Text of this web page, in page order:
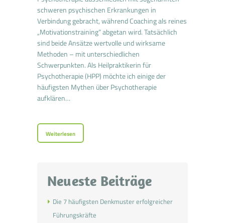
schweren psychischen Erkrankungen in
Verbindung gebracht, während Coaching als reines
„Motivationstraining“ abgetan wird. Tatsächlich
sind beide Ansätze wertvolle und wirksame
Methoden – mit unterschiedlichen
Schwerpunkten. Als Heilpraktikerin für
Psychotherapie (HPP) möchte ich einige der
häufigsten Mythen über Psychotherapie
aufklären…
Weiterlesen
Neueste Beiträge
Die 7 häufigsten Denkmuster erfolgreicher
Führungskräfte